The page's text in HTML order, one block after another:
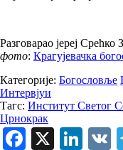
Разговарао јереј Срећко
фото: Крагујевачка
Категорије: Богословље
Интервјуи
Тагс: Институт Светог
Црнокрак
Facebook
X